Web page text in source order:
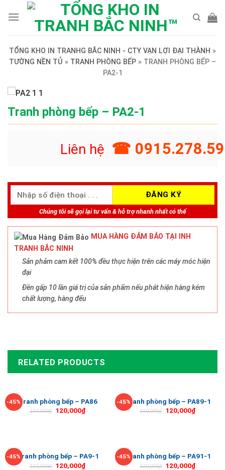
TỔNG KHO IN TRANHG BẮC NINH - CTY VẠN LỢI ĐẠI THÀNH »
TƯỜNG NỀN TỦ » TRANH PHÒNG BẾP » TRANH PHÒNG BẾP –
PA2-1
Tranh phòng bếp – PA2-1
Liên hệ ☎
Chúng tôi sẽ gọi lại tư vấn & hỗ trợ nhanh nhất có thể
MUA HÀNG ĐẢM BẢO TẠI INH
TRANH BẮC NINH
Sản phảm cam kết 100% đều thực hiện trên các máy móc hiện
đại
Đền gấp 10 lần giá trị của sản phẩm nếu phát hiện hàng kém
chất lượng, hàng đểu
RELATED PRODUCTS
-45%Tranh phòng bếp – PA86
220,000₫ 120,000₫
-45%Tranh phòng bếp – PA89-1
220,000₫ 120,000₫
-45%Tranh phòng bếp – PA9-1
220,000₫ 120,000₫
-45%Tranh phòng bếp – PA91-1
220,000₫ 120,000₫